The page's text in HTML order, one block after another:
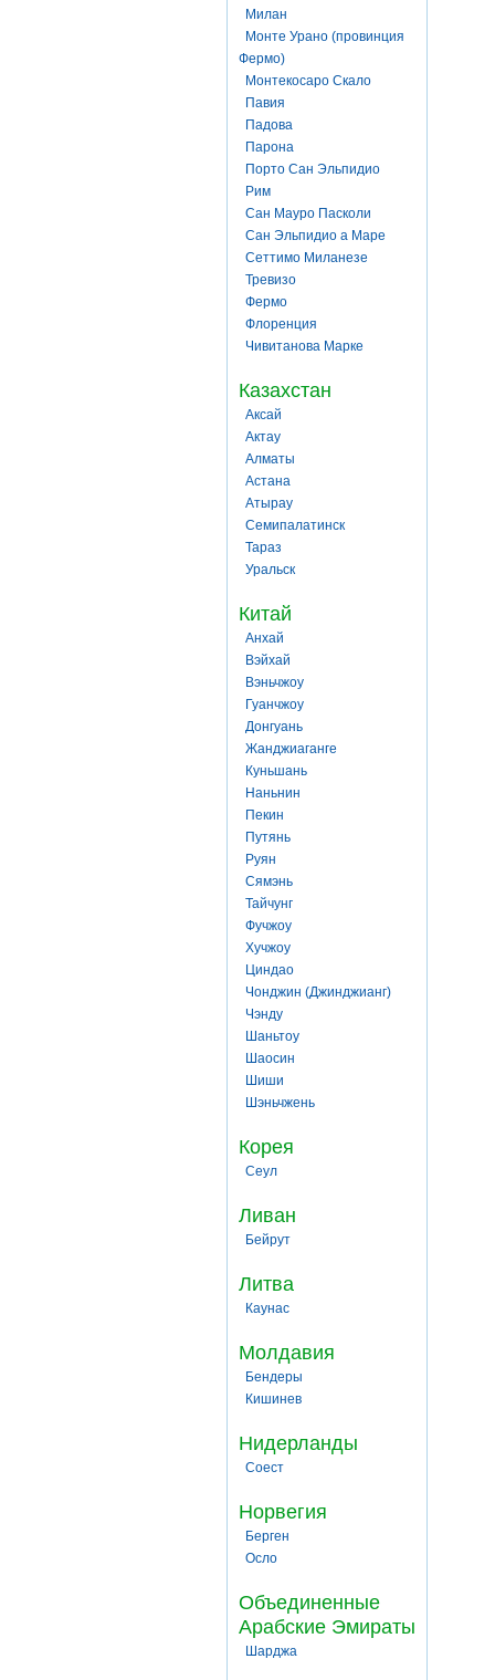
Милан
Монте Урано (провинция
Фермо)
Монтекосаро Скало
Павия
Падова
Парона
Порто Сан Эльпидио
Рим
Сан Мауро Пасколи
Сан Эльпидио а Маре
Сеттимо Миланезе
Тревизо
Фермо
Флоренция
Чивитанова Марке
Казахстан
Аксай
Актау
Алматы
Астана
Атырау
Семипалатинск
Тараз
Уральск
Китай
Анхай
Вэйхай
Вэньчжоу
Гуанчжоу
Донгуань
Жанджиаганге
Куньшань
Наньнин
Пекин
Путянь
Руян
Сямэнь
Тайчунг
Фучжоу
Хучжоу
Циндао
Чонджин (Джинджианг)
Чэнду
Шаньтоу
Шаосин
Шиши
Шэньчжень
Корея
Сеул
Ливан
Бейрут
Литва
Каунас
Молдавия
Бендеры
Кишинев
Нидерланды
Соест
Норвегия
Берген
Осло
Объединенные
Арабские Эмираты
Шарджа